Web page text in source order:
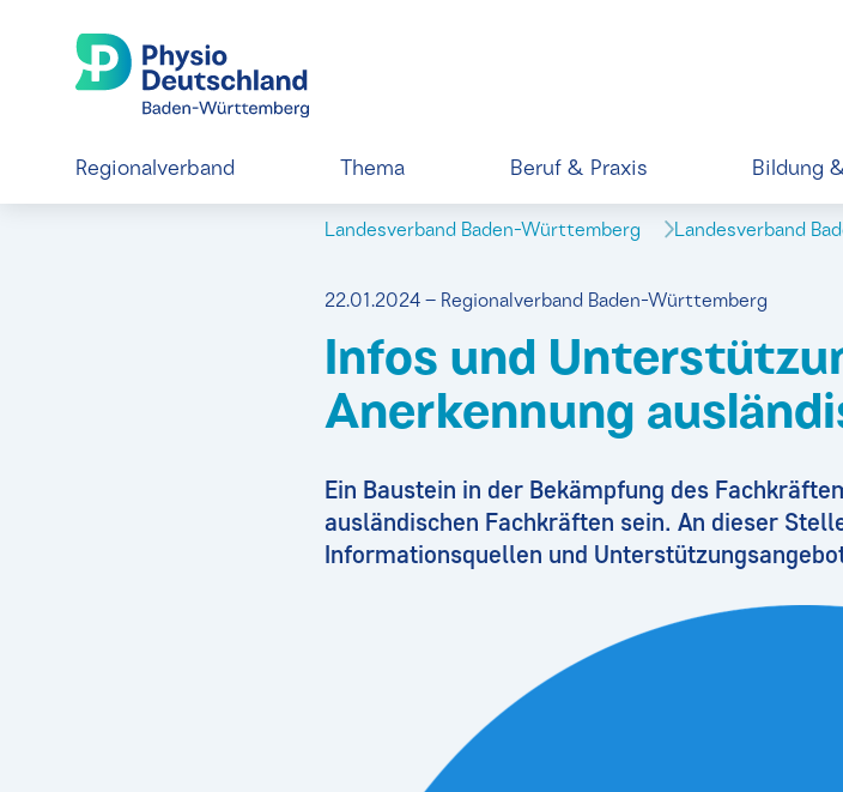
Regionalverband Thema Beruf & Praxis Bildung
Landesverband Baden-Württemberg Landesverband
22.01.2024 – Regionalverband Baden-Württemberg
Infos und
Anerkennung
Ein Baustein in der Bekämpfung des
ausländischen Fachkräften sein. An dieser
Informationsquellen und